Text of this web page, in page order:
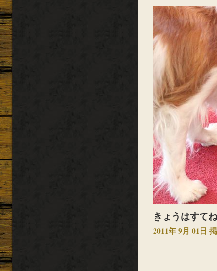
きょうはすて
2011年 9月 01日